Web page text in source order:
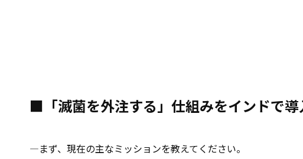
■「滅菌を外注する」仕組みをインドで
―まず、現在の主なミッションを教えてください。